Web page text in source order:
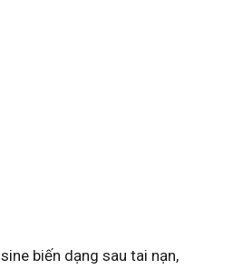
biến dạng sau tai nạn,